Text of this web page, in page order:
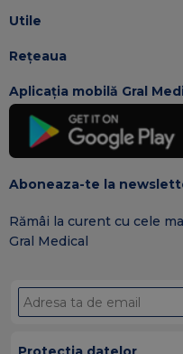
Utile
Rețeaua
Aplicația mobilă Gral
Aboneaza-te la
Rămâi la curent cu cele
Gral Medical